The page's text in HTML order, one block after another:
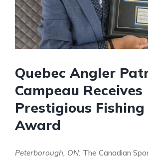
Quebec Angler
Campeau Receives
Prestigious
Award
Peterborough, ON: The Canadian